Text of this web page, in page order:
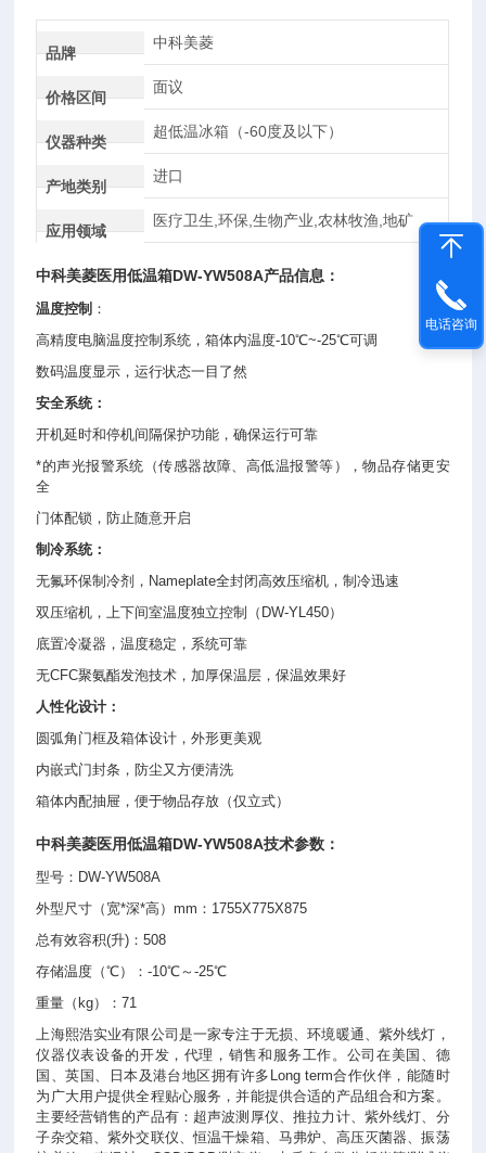
品牌
中科美菱
价格区间
面议
仪器种类
超低温冰箱（-60度及以下）
产地类别
进口
应用领域
医疗卫生,环保,生物产业,农林牧渔,地矿
中科美菱医用低温箱DW-YW508A产品信息：
温度控制 ：
高精度电脑温度控制系统，箱体内温度-10℃~-25℃可调
数码温度显示，运行状态一目了然
安全系统：
开机延时和停机间隔保护功能，确保运行可靠
*的声光报警系统（传感器故障、高低温报警等），物品存储更安
全
门体配锁，防止随意开启
制冷系统：
无氟环保制冷剂，Nameplate全封闭高效压缩机，制冷迅速
双压缩机，上下间室温度独立控制（DW-YL450）
底置冷凝器，温度稳定，系统可靠
无CFC聚氨酯发泡技术，加厚保温层，保温效果好
人性化设计：
圆弧角门框及箱体设计，外形更美观
内嵌式门封条，防尘又方便清洗
箱体内配抽屉，便于物品存放（仅立式）
中科美菱医用低温箱DW-YW508A技术参数：
型号：DW-YW508A
外型尺寸（宽*深*高）mm：1755X775X875
总有效容积(升)：508
存储温度（℃）：-10℃～-25℃
重量（kg）：71
上海熙浩实业有限公司是一家专注于无损、环境暖通、紫外线灯，
仪器仪表设备的开发，代理，销售和服务工作。公司在美国、德
国、英国、日本及港台地区拥有许多Long term合作伙伴，能随时
为广大用户提供全程贴心服务，并能提供合适的产品组合和方案。
主要经营销售的产品有：超声波测厚仪、推拉力计、紫外线灯、分
子杂交箱、紫外交联仪、恒温干燥箱、马弗炉、高压灭菌器、振荡
电话咨询